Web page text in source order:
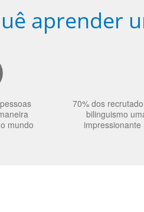
aprender
mundo
70% dos
bilinguismo